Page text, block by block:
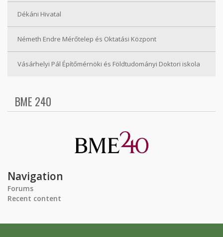
Dékáni Hivatal
Németh Endre Mérőtelep és Oktatási Központ
Vásárhelyi Pál Építőmérnöki és Földtudományi Doktori iskola
BME 240
Navigation
Forums
Recent content